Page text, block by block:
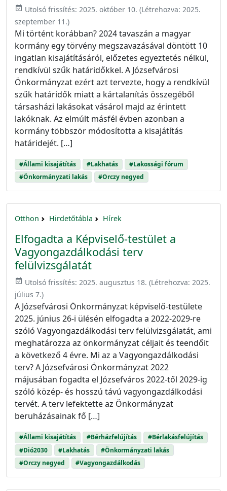
event_available Utolsó frissítés: 2025. október 10. (Létrehozva: 2025.
szeptember 11.)
Mi történt korábban? 2024 tavaszán a magyar
kormány egy törvény megszavazásával döntött 10
ingatlan kisajátításáról, előzetes egyeztetés nélkül,
rendkívül szűk határidőkkel. A Józsefvárosi
Önkormányzat ezért azt tervezte, hogy a rendkívül
szűk határidők miatt a kártalanítás összegéből
társasházi lakásokat vásárol majd az érintett
lakóknak. Az elmúlt másfél évben azonban a
kormány többször módosította a kisajátítás
határidejét. […]
#Állami kisajátítás #Lakhatás
#Lakossági fórum
#Önkormányzati lakás
#Orczy negyed
Otthon Hirdetőtábla Hírek
Elfogadta a Képviselő-testület a
Vagyongazdálkodási terv
felülvizsgálatát
event_available Utolsó frissítés: 2025. augusztus 18. (Létrehozva: 2025.
július 7.)
A Józsefvárosi Önkormányzat képviselő-testülete
2025. június 26-i ülésén elfogadta a 2022-2029-re
szóló Vagyongazdálkodási terv felülvizsgálatát, ami
meghatározza az önkormányzat céljait és teendőit
a következő 4 évre. Mi az a Vagyongazdálkodási
terv? A Józsefvárosi Önkormányzat 2022
májusában fogadta el Józsefváros 2022-től 2029-ig
szóló közép- és hosszú távú vagyongazdálkodási
tervét. A terv lefektette az Önkormányzat
beruházásainak fő […]
#Állami kisajátítás #Bérházfelújítás
#Bérlakásfelújítás
#Dió2030
#Lakhatás
#Önkormányzati lakás
#Orczy negyed
#Vagyongazdálkodás